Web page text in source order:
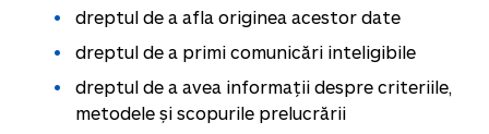
dreptul de a afla originea acestor date
dreptul de a primi comunicări inteligibile
dreptul de a avea informații despre criteriile,
metodele și scopurile prelucrării